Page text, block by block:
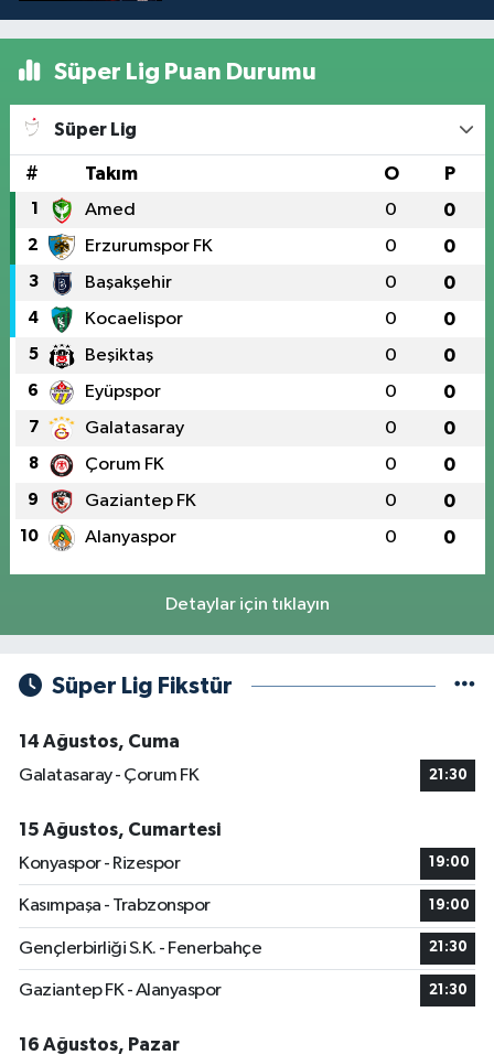
Süper Lig Puan Durumu
Süper Lig
# Takım O P
1 Amed 0 0
2 Erzurumspor FK 0 0
3 Başakşehir 0 0
4 Kocaelispor 0 0
5 Beşiktaş 0 0
6 Eyüpspor 0 0
7 Galatasaray 0 0
8 Çorum FK 0 0
9 Gaziantep FK 0 0
10 Alanyaspor 0 0
Detaylar için tıklayın
Süper Lig Fikstür
14 Ağustos, Cuma
Galatasaray - Çorum FK
21:30
15 Ağustos, Cumartesi
Konyaspor - Rizespor
19:00
Kasımpaşa - Trabzonspor 19:00
Gençlerbirliği S.K. - Fenerbahçe 21:30
Gaziantep FK - Alanyaspor 21:30
16 Ağustos, Pazar